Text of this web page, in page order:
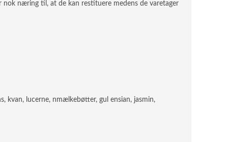
næring til, at de kan restituere medens de varetager
kvan, lucerne, nmælkebøtter, gul ensian, jasmin,